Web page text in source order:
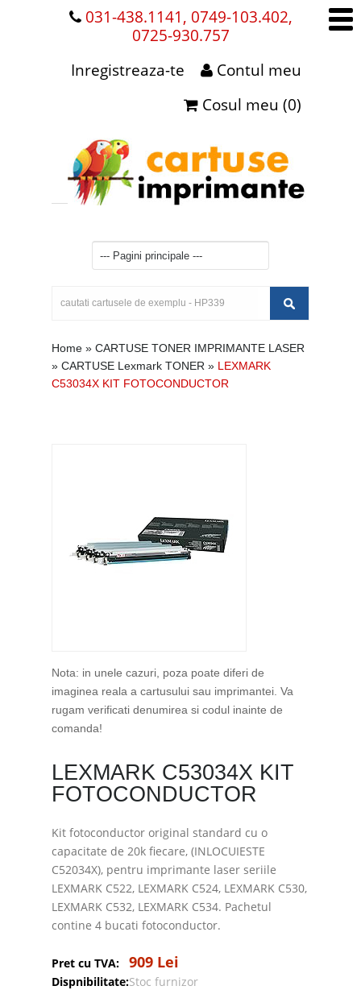
031-438.1141, 0749-103.402,
0725-930.757
Contul meu
Inregistreaza-te
Cosul meu (0)
Home » CARTUSE TONER IMPRIMANTE LASER
» CARTUSE Lexmark TONER » LEXMARK
C53034X KIT FOTOCONDUCTOR
Nota: in unele cazuri, poza poate diferi de
imaginea reala a cartusului sau imprimantei. Va
rugam verificati denumirea si codul inainte de
comanda!
LEXMARK C53034X KIT
FOTOCONDUCTOR
Kit fotoconductor original standard cu o
capacitate de 20k fiecare, (INLOCUIESTE
C52034X), pentru imprimante laser seriile
LEXMARK C522, LEXMARK C524, LEXMARK C530,
LEXMARK C532, LEXMARK C534. Pachetul
contine 4 bucati fotoconductor.
Pret cu TVA: 909 Lei
Dispnibilitate:Stoc furnizor